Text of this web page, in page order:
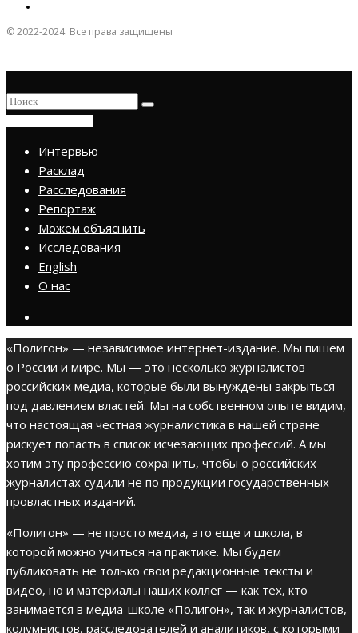
© 2022-2024. Все права защищены
Интервью
Расклад
Расследования
Репортаж
Можем объяснить
Исследования
English
О нас
«Полигон» — независимое интернет-издание. Мы пишем
о России и мире. Мы — это несколько журналистов
российских медиа, которые были вынуждены закрыться
под давлением властей. Мы на собственном опыте видим,
что настоящая честная журналистика в нашей стране
рискует попасть в список исчезающих профессий. А мы
хотим эту профессию сохранить, чтобы о российских
журналистах судили не по продукции государственных
провластных изданий.
«Полигон» — не просто медиа, это еще и школа, в
которой можно учиться на практике. Мы будем
публиковать не только свои редакционные тексты и
видео, но и материалы наших коллег — как тех, кто
занимается в медиа-школе «Полигон», так и журналистов,
колумнистов, расследователей и аналитиков, с которыми